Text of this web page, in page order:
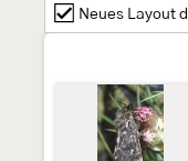
Neues Layout